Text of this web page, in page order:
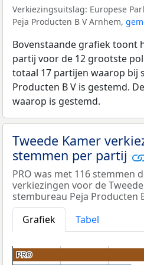
Verkiezingsuitslag: Europese
Peja Producten B V Arnhem,
Bovenstaande grafiek toont
partij voor de 12 grootste
totaal 17 partijen waarop bij
Producten B V is gestemd.
waarop is gestemd.
Tweede Kamer
stemmen per partij
PRO was met 116 stemmen
verkiezingen voor de
stembureau Peja Producten
Grafiek
Tabel
PRO
PRO